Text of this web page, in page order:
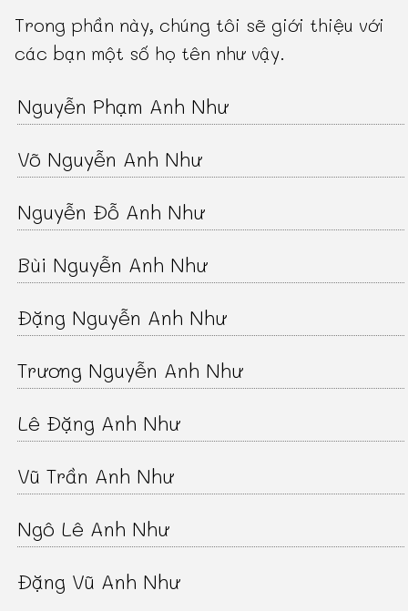
Trong phần này, chúng tôi sẽ giới thiệu với
các bạn một số họ tên như vậy.
Nguyễn Phạm Anh Như
Võ Nguyễn Anh Như
Nguyễn Đỗ Anh Như
Bùi Nguyễn Anh Như
Đặng Nguyễn Anh Như
Trương Nguyễn Anh Như
Lê Đặng Anh Như
Vũ Trần Anh Như
Ngô Lê Anh Như
Đặng Vũ Anh Như